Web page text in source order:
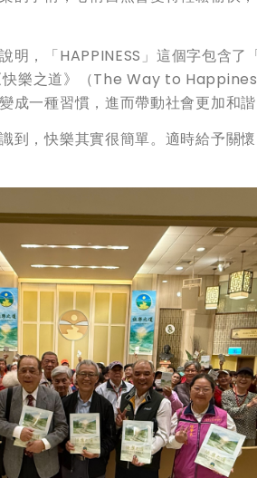
明，「HAPPINESS」這個字包含了
樂之道》（The Way to
一種習慣，進而帶動社會更加和諧
到，快樂其實很簡單。適時給予關